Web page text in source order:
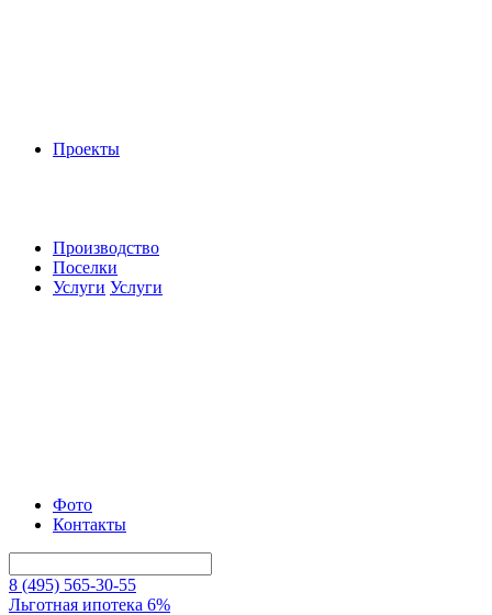
Проекты
Производство
Поселки
Услуги Услуги
Фото
Контакты
8 (495) 565-30-55
Льготная ипотека 6%